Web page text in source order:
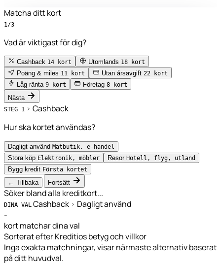
Matcha ditt kort
1/3
Vad är viktigast för dig?
Cashback 14 kort Utomlands 18 kort
Poäng & miles 11 kort Utan årsavgift 22 kort
Låg ränta 9 kort Företag 8 kort
Nästa
STEG 1
Cashback
Hur ska kortet användas?
Dagligt använd Matbutik, e-handel
Stora köp Elektronik, möbler Resor Hotell, flyg, utland
Bygg kredit Första kortet
← Tillbaka Fortsätt
Söker bland alla kreditkort...
DINA VAL Cashback
Dagligt använd
-
kort matchar dina val
Sorterat efter Kreditios betyg och villkor
Inga exakta matchningar, visar närmaste alternativ baserat
på ditt huvudval.